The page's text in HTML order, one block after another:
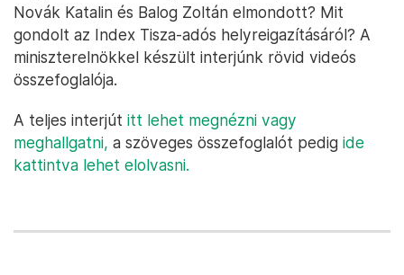
Novák Katalin és Balog Zoltán elmondott? Mit
gondolt az Index Tisza-adós helyreigazításáról? A
miniszterelnökkel készült interjúnk rövid videós
összefoglalója.
A teljes interjút itt lehet megnézni vagy
meghallgatni, a szöveges összefoglalót pedig ide
kattintva lehet elolvasni.